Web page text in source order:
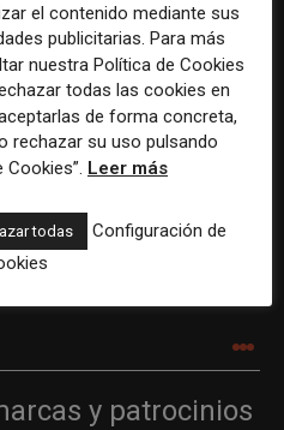
sociales y
Prácticas
y patrocinios
el contenido mediante sus
publicitarias. Para más
nuestra Política de Cookies
todas las cookies en
de forma concreta,
rechazar su uso pulsando
Cookies”. Leer más
todas
Configuración de